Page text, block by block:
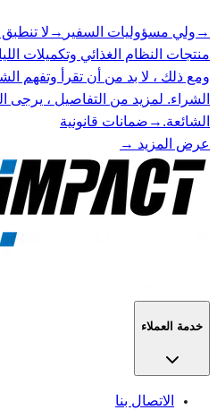
→ ولي مسؤوليات السفير → لا
ومع ذلك ، لا بد من أن تقرأ وتفهم
الشراء. لمزيد من التفاصيل ، يرجى
الشائعة. → ضمانات قانونية
عرض المزيد →
خدمة العملاء
الاتصال بنا